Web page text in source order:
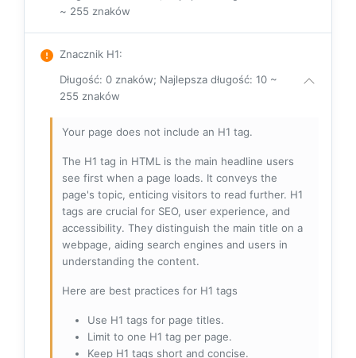
~ 255 znaków
Znacznik H1:
Długość: 0 znaków; Najlepsza długość: 10 ~
255 znaków
Your page does not include an H1 tag.
The H1 tag in HTML is the main headline users
see first when a page loads. It conveys the
page's topic, enticing visitors to read further. H1
tags are crucial for SEO, user experience, and
accessibility. They distinguish the main title on a
webpage, aiding search engines and users in
understanding the content.
Here are best practices for H1 tags
Use H1 tags for page titles.
Limit to one H1 tag per page.
Keep H1 tags short and concise.